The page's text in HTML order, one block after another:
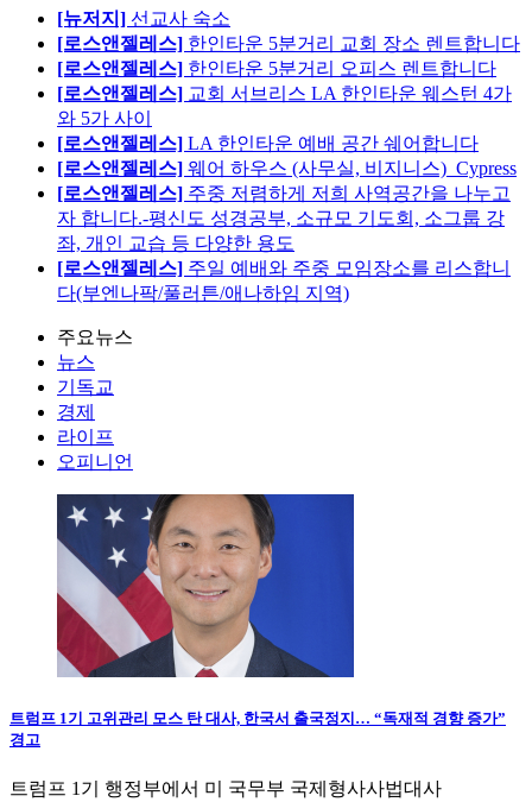
[뉴저지] 선교사 숙소
[로스앤젤레스] 한인타운 5분거리 교회 장소 렌트합니다
[로스앤젤레스] 한인타운 5분거리 오피스 렌트합니다
[로스앤젤레스] 교회 서브리스 LA 한인타운 웨스턴 4가
와 5가 사이
[로스앤젤레스] LA 한인타운 예배 공간 쉐어합니다
[로스앤젤레스] 웨어 하우스 (사무실, 비지니스)_Cypress
[로스앤젤레스] 주중 저렴하게 저희 사역공간을 나누고
자 합니다.-평신도 성경공부, 소규모 기도회, 소그룹 강
좌, 개인 교습 등 다양한 용도
[로스앤젤레스] 주일 예배와 주중 모임장소를 리스합니
다(부엔나팍/풀러튼/애나하임 지역)
주요뉴스
뉴스
기독교
경제
라이프
오피니언
트럼프 1기 고위관리 모스 탄 대사, 한국서 출국정지… “독재적 경향 증가”
경고
트럼프 1기 행정부에서 미 국무부 국제형사사법대사